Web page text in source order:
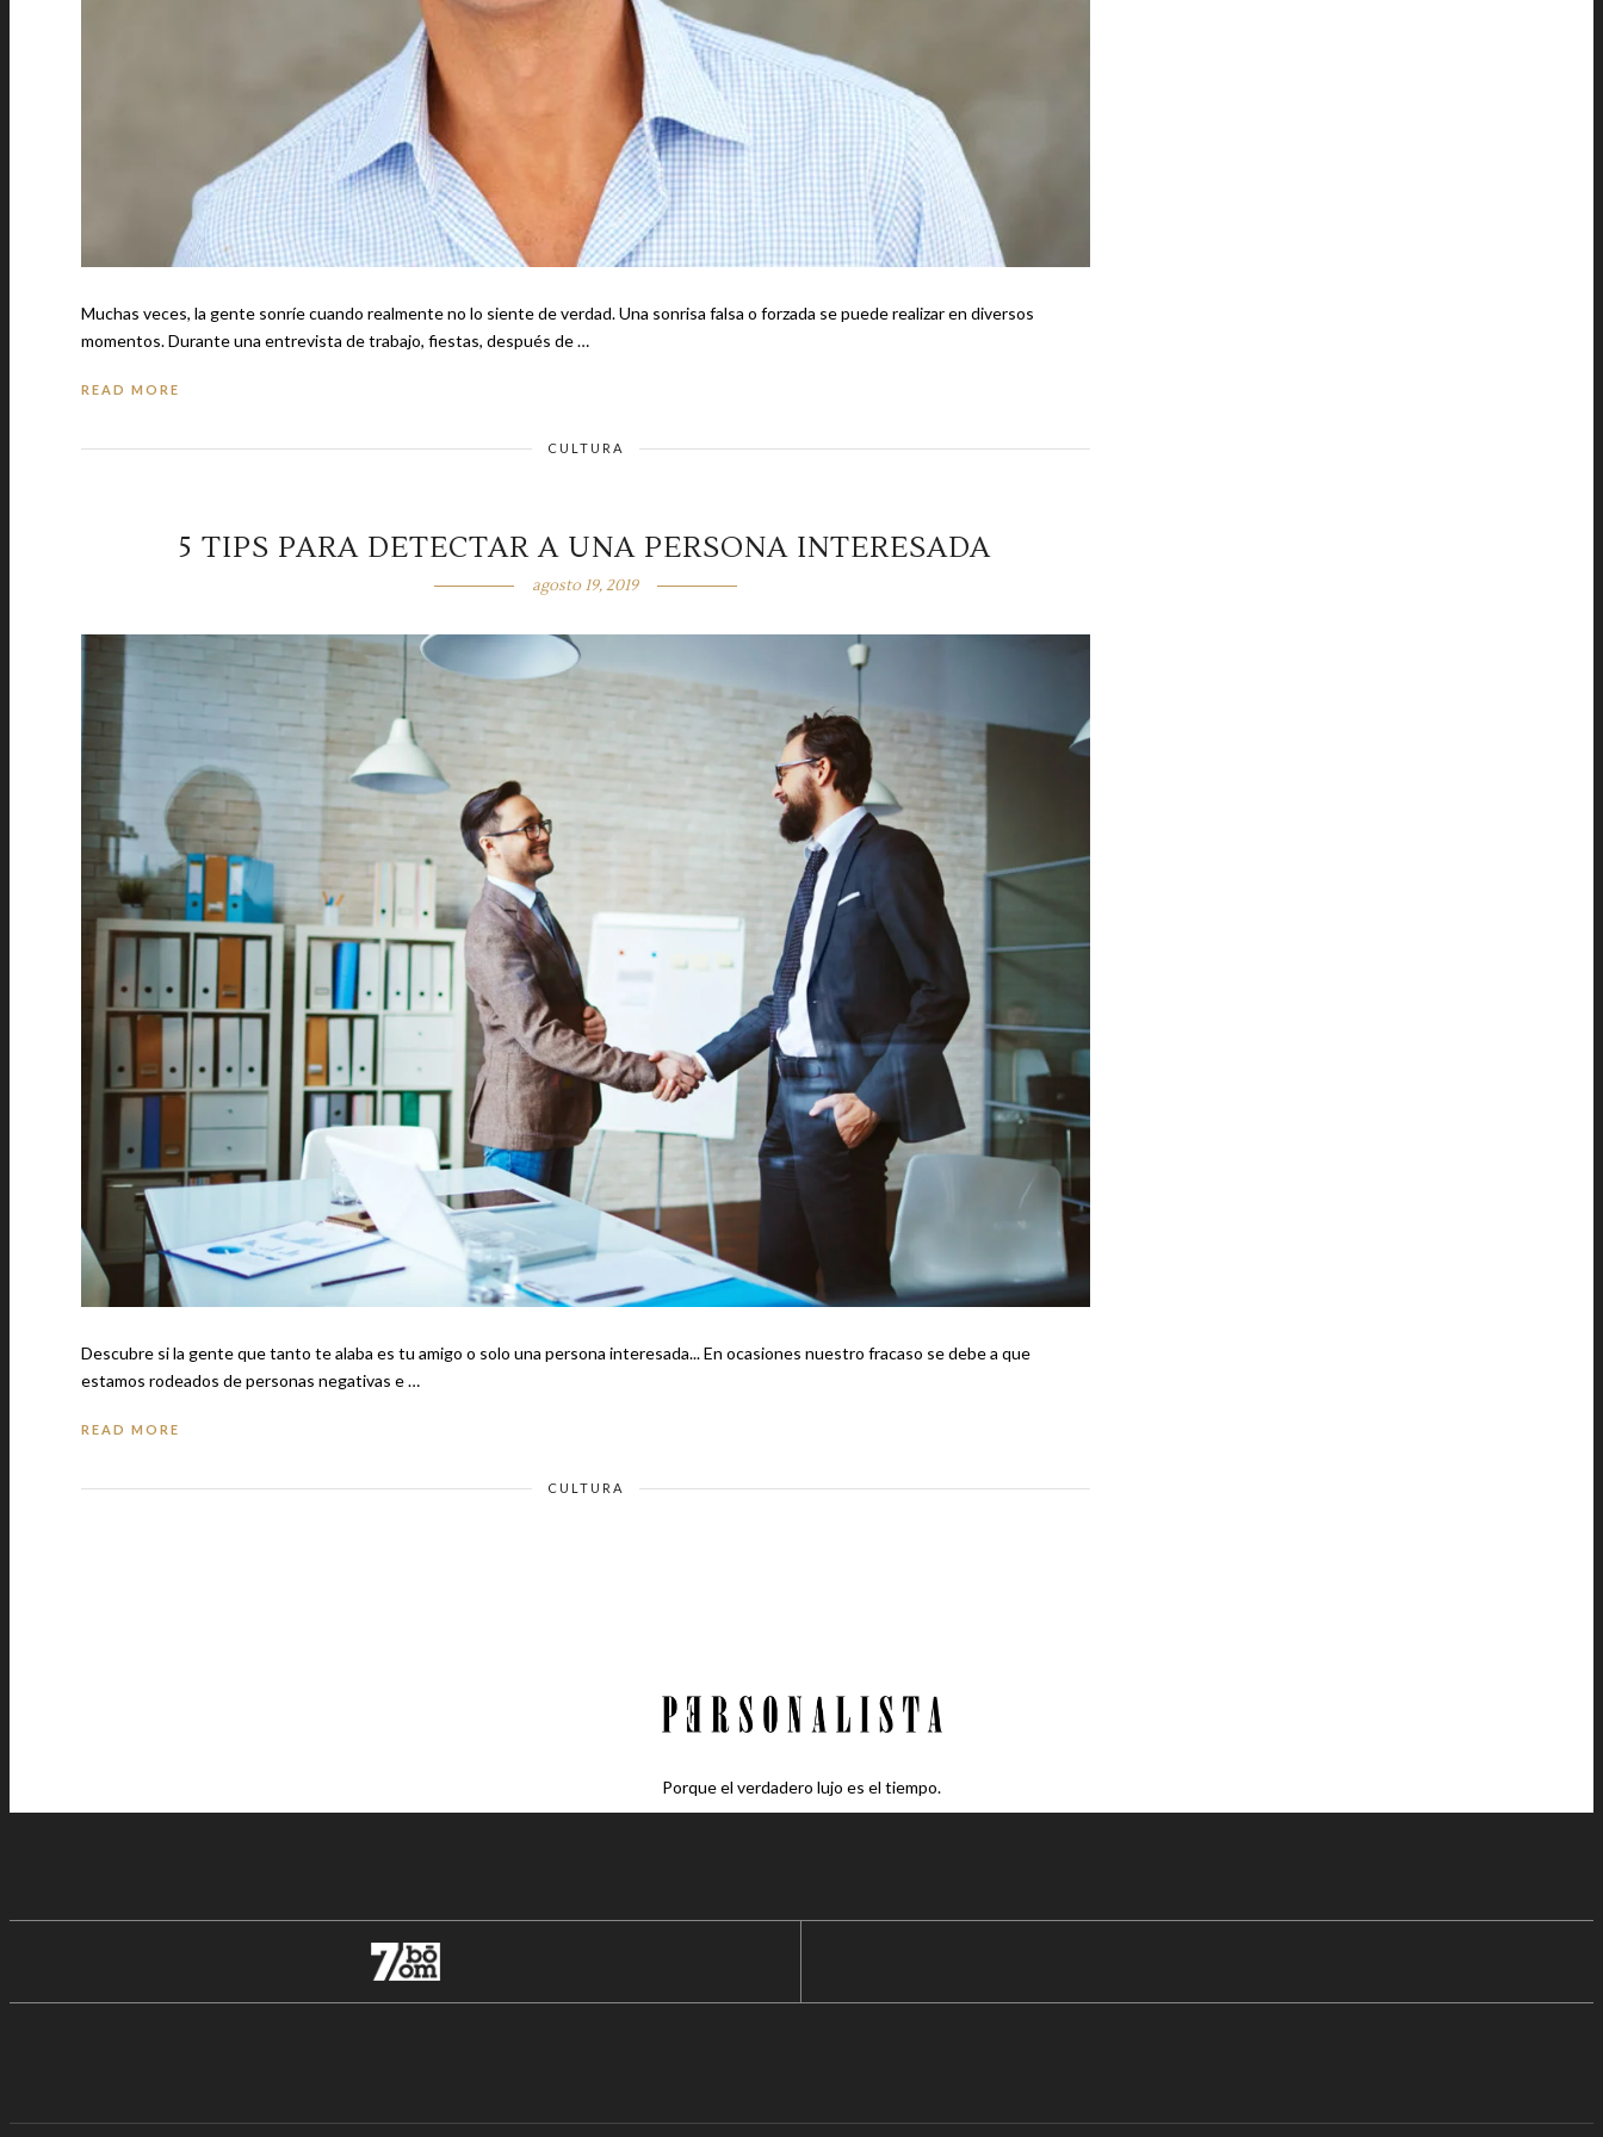
Muchas veces, la gente sonríe cuando realmente no lo siente de verdad. Una sonrisa falsa o forzada se puede realizar en diversos
momentos. Durante una entrevista de trabajo, fiestas, después de …
READ MORE
CULTURA
5 TIPS PARA DETECTAR A UNA PERSONA INTERESADA
agosto 19, 2019
Descubre si la gente que tanto te alaba es tu amigo o solo una persona interesada... En ocasiones nuestro fracaso se debe a que
estamos rodeados de personas negativas e …
READ MORE
CULTURA
Porque el verdadero lujo es el tiempo.